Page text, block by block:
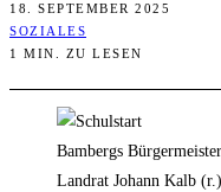
18. SEPTEMBER 2025
SOZIALES
1 MIN. ZU LESEN
Bambergs
Landrat Johann Kalb